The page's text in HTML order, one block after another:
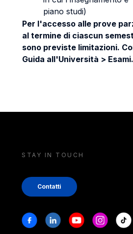
piano studi)
Per l'accesso alle prove
al termine di ciascun
sono previste limitazioni.
Guida all'Università > Esami.
STAY IN TOUCH
Contatti
Stay in touch
FacebookLinkedinYoutubeInstagram